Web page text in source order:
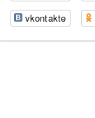
vkontakte